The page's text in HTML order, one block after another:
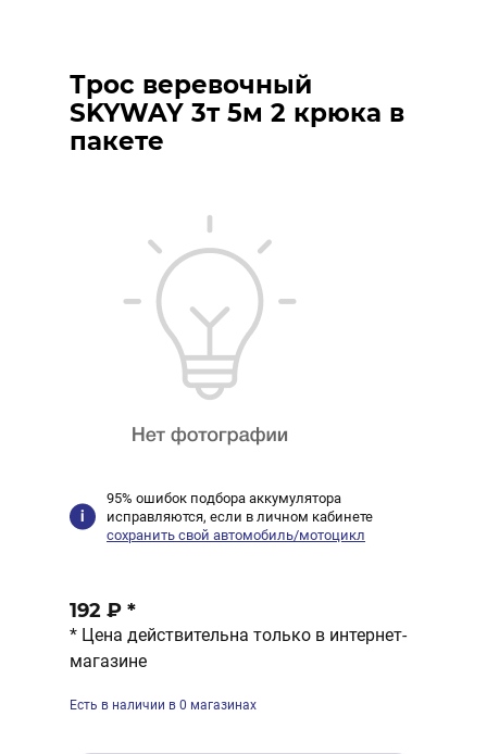
Трос веревочный
SKYWAY 3т 5м 2 крюка в
пакете
95% ошибок подбора аккумулятора
исправляются, если в личном кабинете
сохранить свой автомобиль/мотоцикл
192 ₽ *
* Цена действительна только в интернет-
магазине
Есть в наличии в 0 магазинах